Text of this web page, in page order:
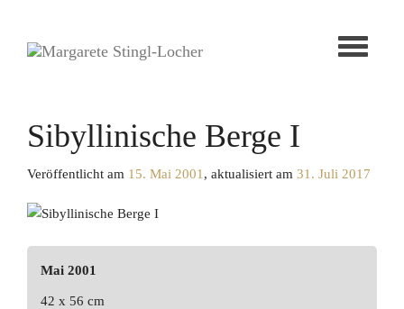
Toggle
Sibyllinische Berge I
Veröffentlicht am 15. Mai 2001 , aktualisiert am 31. Juli 2017
Mai 2001
42 x 56 cm